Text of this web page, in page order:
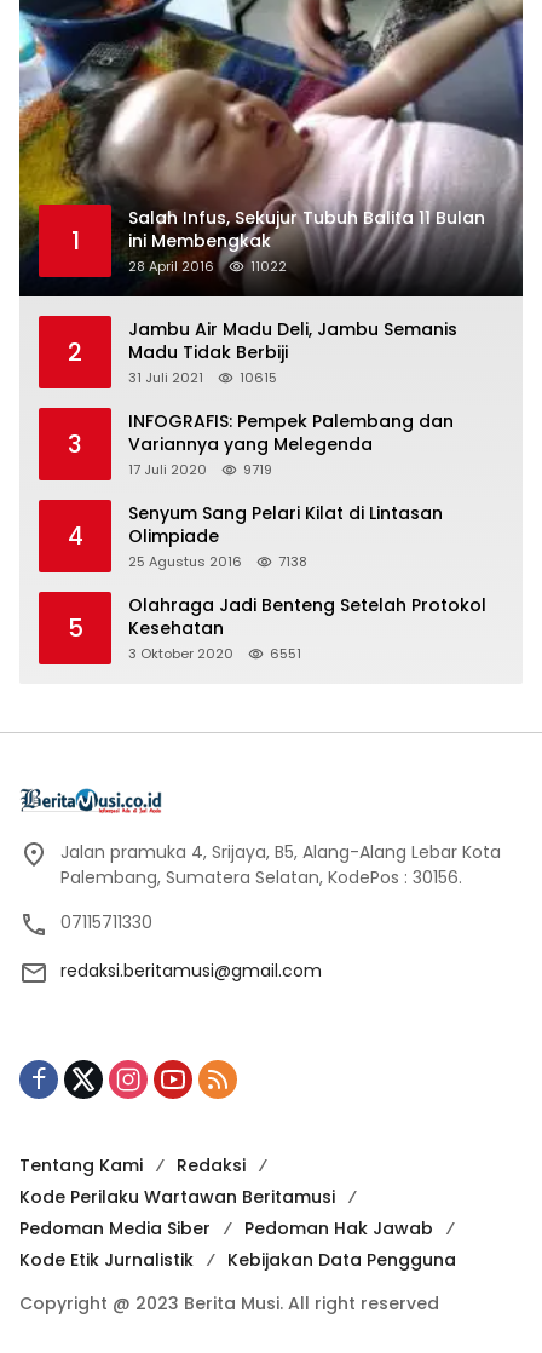
1
Salah Infus, Sekujur Tubuh Balita 11 Bulan
ini Membengkak
28 April 2016 11022
2
Jambu Air Madu Deli, Jambu Semanis
Madu Tidak Berbiji
31 Juli 2021 10615
3
INFOGRAFIS: Pempek Palembang dan
Variannya yang Melegenda
17 Juli 2020 9719
4
Senyum Sang Pelari Kilat di Lintasan
Olimpiade
25 Agustus 2016 7138
5
Olahraga Jadi Benteng Setelah Protokol
Kesehatan
3 Oktober 2020 6551
Jalan pramuka 4, Srijaya, B5, Alang-Alang Lebar Kota
Palembang, Sumatera Selatan, KodePos : 30156.
07115711330
redaksi.beritamusi@gmail.com
Tentang Kami
Redaksi
Kode Perilaku Wartawan Beritamusi
Pedoman Media Siber
Pedoman Hak Jawab
Kode Etik Jurnalistik
Kebijakan Data Pengguna
Copyright @ 2023 Berita Musi. All right reserved